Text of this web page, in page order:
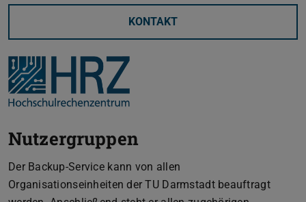
KONTAKT
Nutzergruppen
Der Backup-Service kann von allen
Organisationseinheiten der TU Darmstadt beauftragt